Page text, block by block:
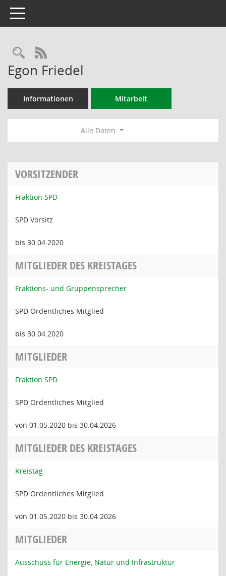
Toggle navigation
Rechercheauswahl
RSS-Feed
Egon Friedel
Informationen Mitarbeit
Alle Daten
VORSITZENDER
Fraktion SPD
SPD Vorsitz
bis 30.04.2020
MITGLIEDER DES KREISTAGES
Fraktions- und Gruppensprecher
SPD Ordentliches Mitglied
bis 30.04.2020
MITGLIEDER
Fraktion SPD
SPD Ordentliches Mitglied
von 01.05.2020 bis 30.04.2026
MITGLIEDER DES KREISTAGES
Kreistag
SPD Ordentliches Mitglied
von 01.05.2020 bis 30.04.2026
MITGLIEDER
Ausschuss für Energie, Natur und Infrastruktur